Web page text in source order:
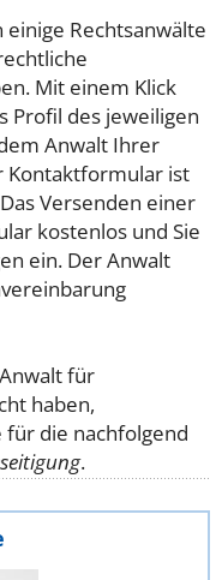
Rechtsanwälte
Mit einem Klick
Profil des jeweiligen
Anwalt Ihrer
Kontaktformular ist
Versenden einer
kostenlos und Sie
ein. Der Anwalt
für
haben,
die nachfolgend
.